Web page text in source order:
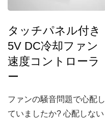
タッチパネル付き
5V DC冷却ファン
速度コントローラ
ー
ファンの騒音問題で心配し
ていましたか? 心配しない